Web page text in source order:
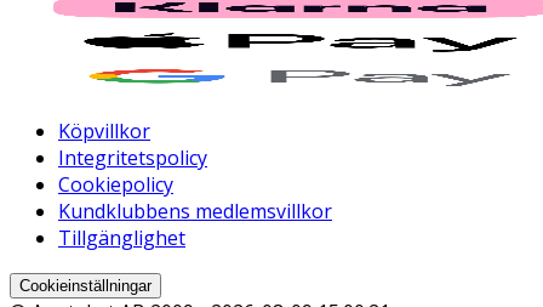
Köpvillkor
Integritetspolicy
Cookiepolicy
Kundklubbens medlemsvillkor
Tillgänglighet
Cookieinställningar